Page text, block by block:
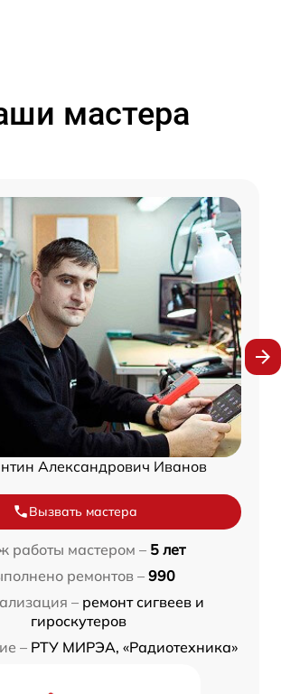
мастера
Александрович Иванов
Вызвать мастера
работы мастером – 5 лет
ремонтов – 990
– ремонт сигвеев и
гироскутеров
– РТУ МИРЭА, «Радиотехника»